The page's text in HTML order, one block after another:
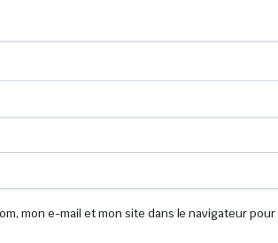
mon e-mail et mon site dans le navigateur